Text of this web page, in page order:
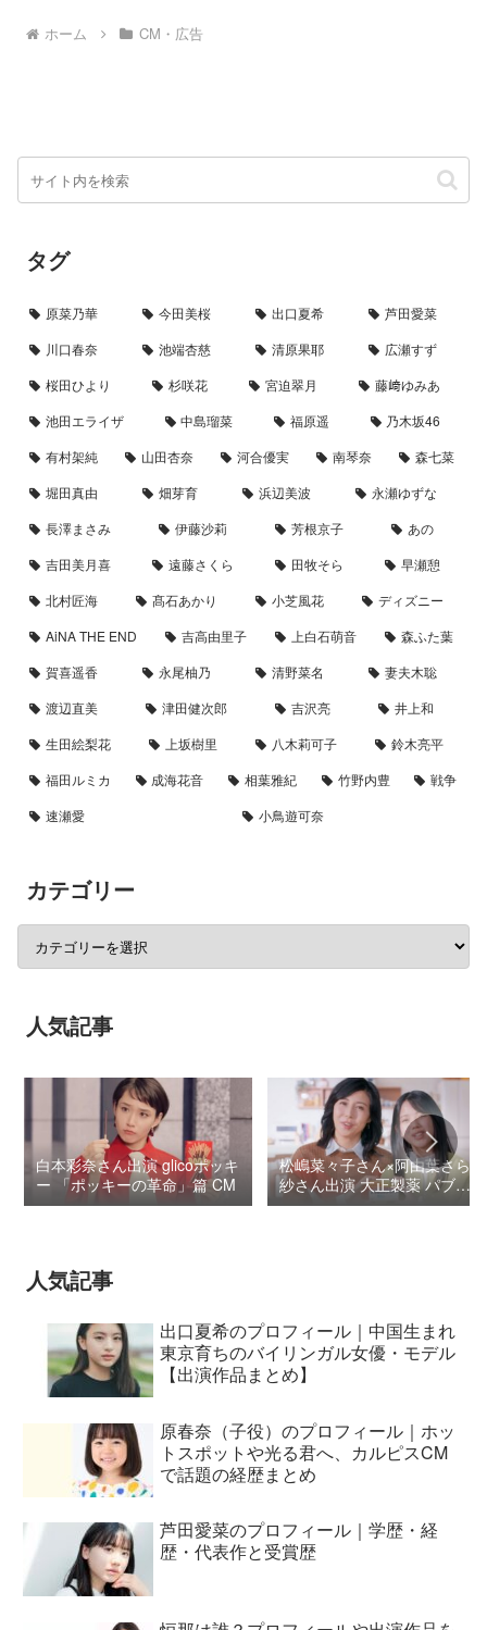
説します。
ホーム CM・広告
タグ
原菜乃華 今田美桜 出口夏希
芦田愛菜
川口春奈
池端杏慈 清原果耶
広瀬すず
桜田ひより
杉咲花 宮迫翠月
藤﨑ゆみあ
池田エライザ
中島瑠菜 福原遥
乃木坂46
有村架純
山田杏奈 河合優実 南琴奈
森七菜
堀田真由
畑芽育 浜辺美波
永瀬ゆずな
長澤まさみ
伊藤沙莉 芳根京子
あの
吉田美月喜
遠藤さくら 田牧そら
早瀬憩
北村匠海
髙石あかり 小芝風花
ディズニー
AiNA THE END
吉高由里子 上白石萌音
森ふた葉
賀喜遥香
永尾柚乃 清野菜名
妻夫木聡
渡辺直美
津田健次郎 吉沢亮
井上和
生田絵梨花
上坂樹里 八木莉可子
鈴木亮平
福田ルミカ
成海花音 相葉雅紀 竹野内豊
戦争
速瀬愛
小鳥遊可奈
カテゴリー
人気記事
白本彩奈さん出演 glicoポッキ
ー 「ポッキーの革命」篇 CM
松嶋菜々子さん×阿由葉さら
紗さん出演 大正製薬 パブロ
ンSゴールドW『いましよう
人気記事
出口夏希のプロフィール｜中国生まれ
東京育ちのバイリンガル女優・モデル
【出演作品まとめ】
原春奈（子役）のプロフィール｜ホッ
トスポットや光る君へ、カルピスCM
で話題の経歴まとめ
芦田愛菜のプロフィール｜学歴・経
歴・代表作と受賞歴